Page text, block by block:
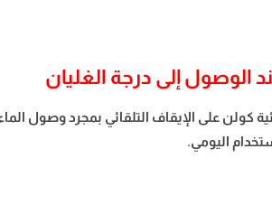
الوصول إلى درجة الغليان
كولن على الإيقاف التلقائي بمجرد وصول
اليومي.